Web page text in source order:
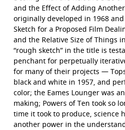
and the Effect of Adding
originally developed in 1968
Sketch for a Proposed Film
and the Relative Size of Things
“rough sketch” in the title is
penchant for perpetually
for many of their projects —
black and white in 1957, and
color; the Eames Lounger was
making; Powers of Ten took so
time it took to produce, science
another power in the